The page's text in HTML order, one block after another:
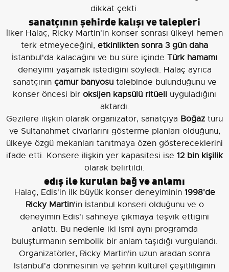
dikkat çekti.
sanatçının şehirde kalışı ve talepleri
İlker Halaç, Ricky Martin'in konser sonrası ülkeyi hemen
terk etmeyeceğini, etkinlikten sonra 3 gün daha
İstanbul'da kalacağını ve bu süre içinde Türk hamamı
deneyimi yaşamak istediğini söyledi. Halaç ayrıca
sanatçının çamur banyosutalebinde bulunduğunu ve
konser öncesi bir oksijen kapsülü ritüeli uyguladığını
aktardı.
Gezilere ilişkin olarak organizatör, sanatçıya Boğaz turu
ve Sultanahmet civarlarını gösterme planları olduğunu,
ülkeye özgü mekanları tanıtmaya özen göstereceklerini
ifade etti. Konsere ilişkin yer kapasitesi ise 12 bin kişilik
olarak belirtildi.
edış ile kurulan bağ ve anlamı
Halaç, Edis'in ilk büyük konser deneyiminin 1998'de
Ricky Martin'in İstanbul konseri olduğunu ve o
deneyimin Edis'i sahneye çıkmaya teşvik ettiğini
anlattı. Bu nedenle iki ismi aynı programda
buluşturmanın sembolik bir anlam taşıdığı vurgulandı.
Organizatörler, Ricky Martin'in uzun aradan sonra
İstanbul'a dönmesinin ve şehrin kültürel çeşitliliğinin